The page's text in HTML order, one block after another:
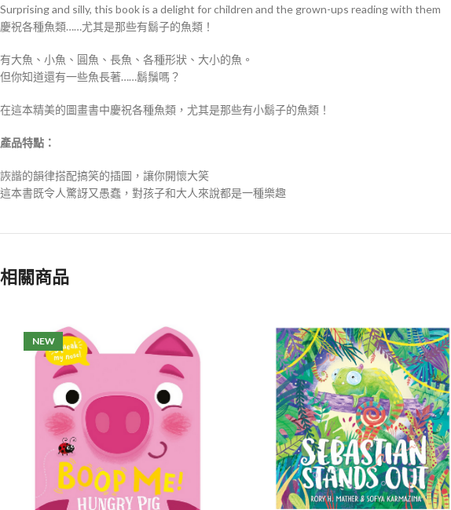
Surprising and silly, this book is a delight for children and the grown-ups reading with them
慶祝各種魚類……尤其是那些有鬍子的魚類！
有大魚、小魚、圓魚、長魚、各種形狀、大小的魚。
但你知道還有一些魚長著……鬍鬚嗎？
在這本精美的圖畫書中慶祝各種魚類，尤其是那些有小鬍子的魚類！
產品特點：
詼諧的韻律搭配搞笑的插圖，讓你開懷大笑
這本書既令人驚訝又愚蠢，對孩子和大人來說都是一種樂趣
相關商品
NEW